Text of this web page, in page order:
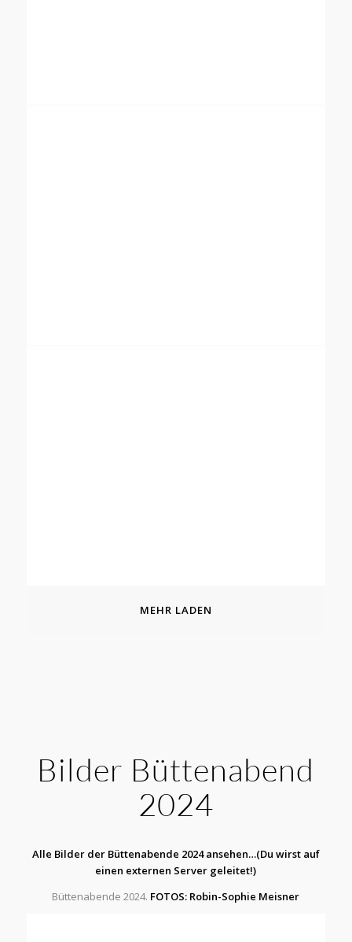
MEHR LADEN
Bilder Büttenabend
2024
Alle Bilder der Büttenabende 2024 ansehen…(Du wirst auf
einen externen Server geleitet!)
Büttenabende 2024. FOTOS: Robin-Sophie Meisner